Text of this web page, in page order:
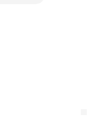
護人之同意方可使用
號之用戶狀況，依本公司即